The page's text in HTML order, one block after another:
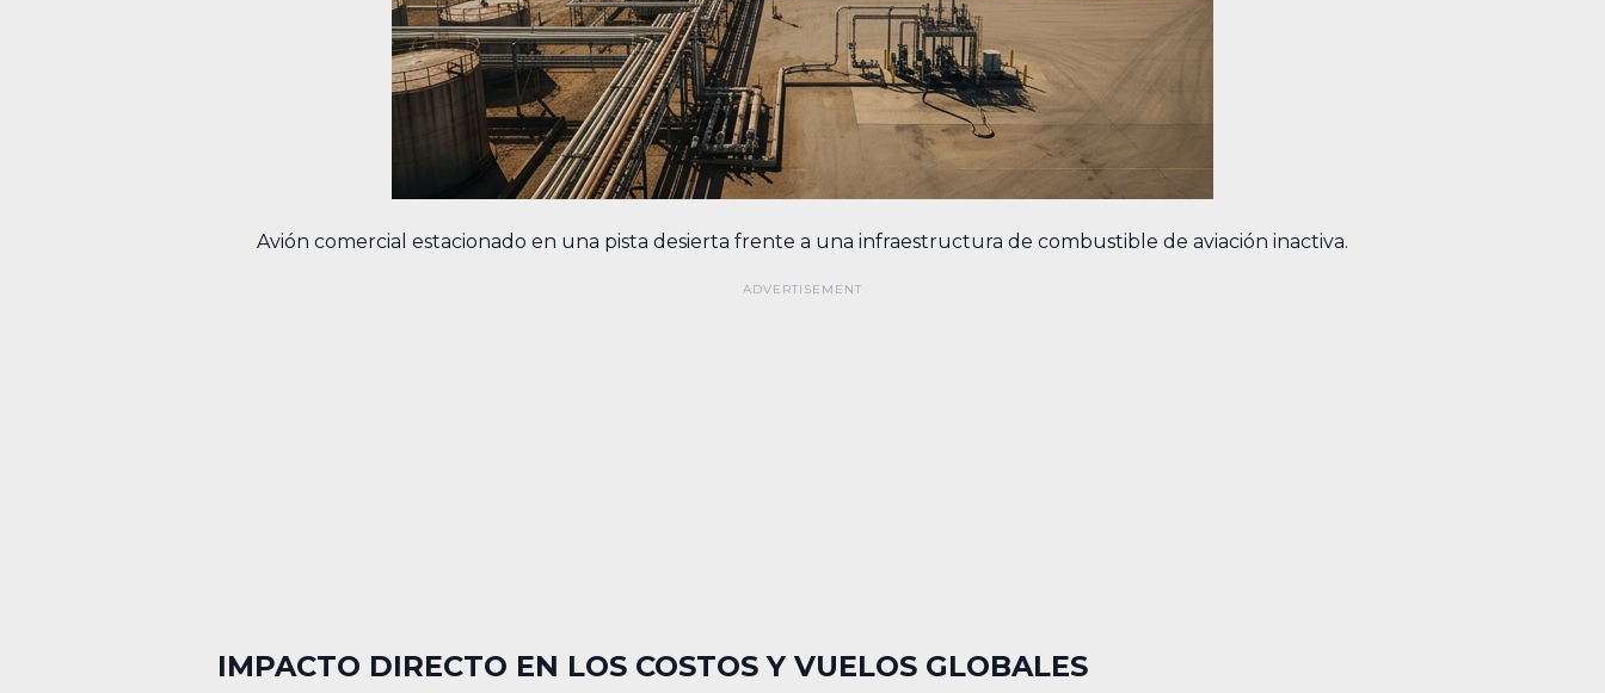
Avión comercial estacionado en una pista desierta frente a una infraestructura de combustible de aviación inactiva.
IMPACTO DIRECTO EN LOS COSTOS Y VUELOS GLOBALES